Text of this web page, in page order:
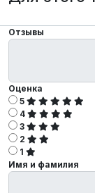
Отзывы
Оценка
5
4
3
2
1
Имя и фамилия